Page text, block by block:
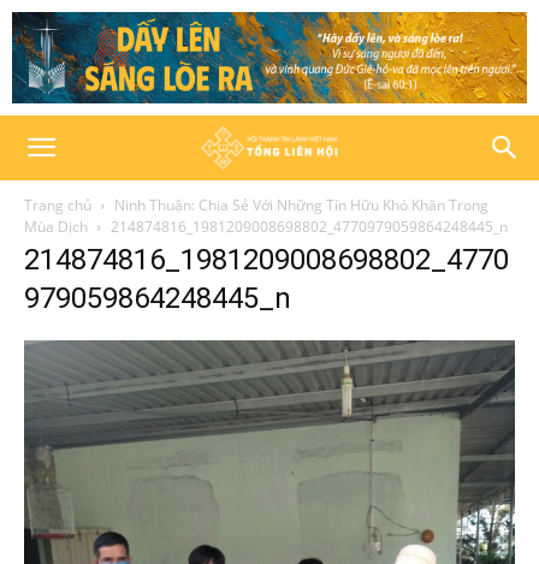
Trang chủ
Ninh Thuận: Chia Sẻ Với Những Tín Hữu Khó Khăn Trong
Mùa Dịch
214874816_1981209008698802_4770979059864248445_n
214874816_1981209008698802_4770
979059864248445_n